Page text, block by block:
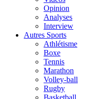
Opinion
Analyses
Interview
Autres Sports
Athlétisme
Boxe
Tennis
Marathon
Volley-ball
Rugby
Basketball